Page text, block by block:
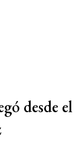
desde el